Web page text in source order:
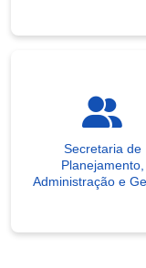
Secretaria de
Planejamento,
Administração e